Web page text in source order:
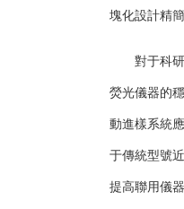
塊化設計精
對于科
熒光儀器的
動進樣系統
于傳統型號
提高聯用儀器